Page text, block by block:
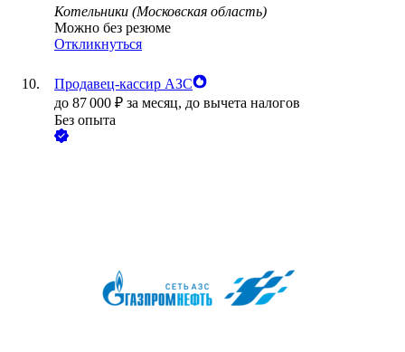
Котельники (Московская область)
Можно без резюме
Откликнуться
Продавец-кассир АЗС
до 87 000 ₽ за месяц, до вычета налогов
Без опыта